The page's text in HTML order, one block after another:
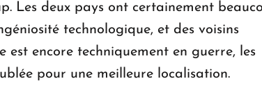
Les deux pays ont certainement
technologique, et des voisins
est encore techniquement en guerre, les
pour une meilleure localisation.